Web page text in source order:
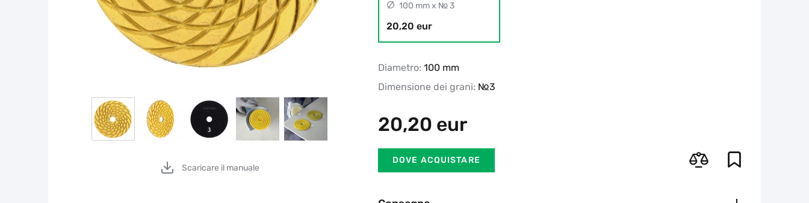
Scaricare il manuale
100 mm x № 3
20,20 eur
Diametro: 100 mm
Dimensione dei grani: №3
20,20 eur
DOVE ACQUISTARE